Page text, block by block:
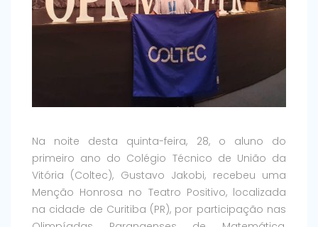
Na noite desta quinta-feira, 28, o aluno do
primeiro ano do Colégio Técnico de União da
Vitória (Coltec), Gustavo Jakobi, recebeu uma
Menção Honrosa no Teatro Positivo, localizada
na cidade de Curitiba (PR), por participação nas